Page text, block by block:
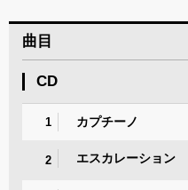
曲目
CD
1 カプチーノ
2 エスカレーション